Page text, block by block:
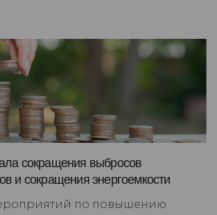
сокращения выбросов
и сокращения энергоемкости
по повышению